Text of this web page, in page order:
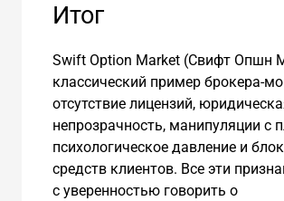
Итог
Swift Option Market (Свифт Опшн
классический пример брокера-
отсутствие лицензий,
непрозрачность, манипуляции с
психологическое давление и
средств клиентов. Все эти
с уверенностью говорить о